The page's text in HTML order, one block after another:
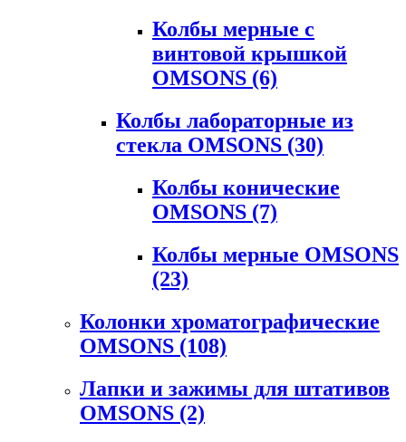
Колбы мерные с
винтовой крышкой
OMSONS (6)
Колбы лабораторные из
стекла OMSONS (30)
Колбы конические
OMSONS (7)
Колбы мерные OMSONS
(23)
Колонки хроматографические
OMSONS (108)
Лапки и зажимы для штативов
OMSONS (2)